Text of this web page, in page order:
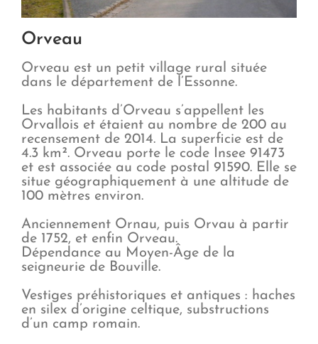
Orveau
Orveau est un petit village rural située
dans le département de l’Essonne.
Les habitants d’Orveau s’appellent les
Orvallois et étaient au nombre de 200 au
recensement de 2014. La superficie est de
4.3 km². Orveau porte le code Insee 91473
et est associée au code postal 91590. Elle se
situe géographiquement à une altitude de
100 mètres environ.
Anciennement Ornau, puis Orvau à partir
de 1752, et enfin Orveau.
Dépendance au Moyen-Âge de la
seigneurie de Bouville.
Vestiges préhistoriques et antiques : haches
en silex d’origine celtique, substructions
d’un camp romain.